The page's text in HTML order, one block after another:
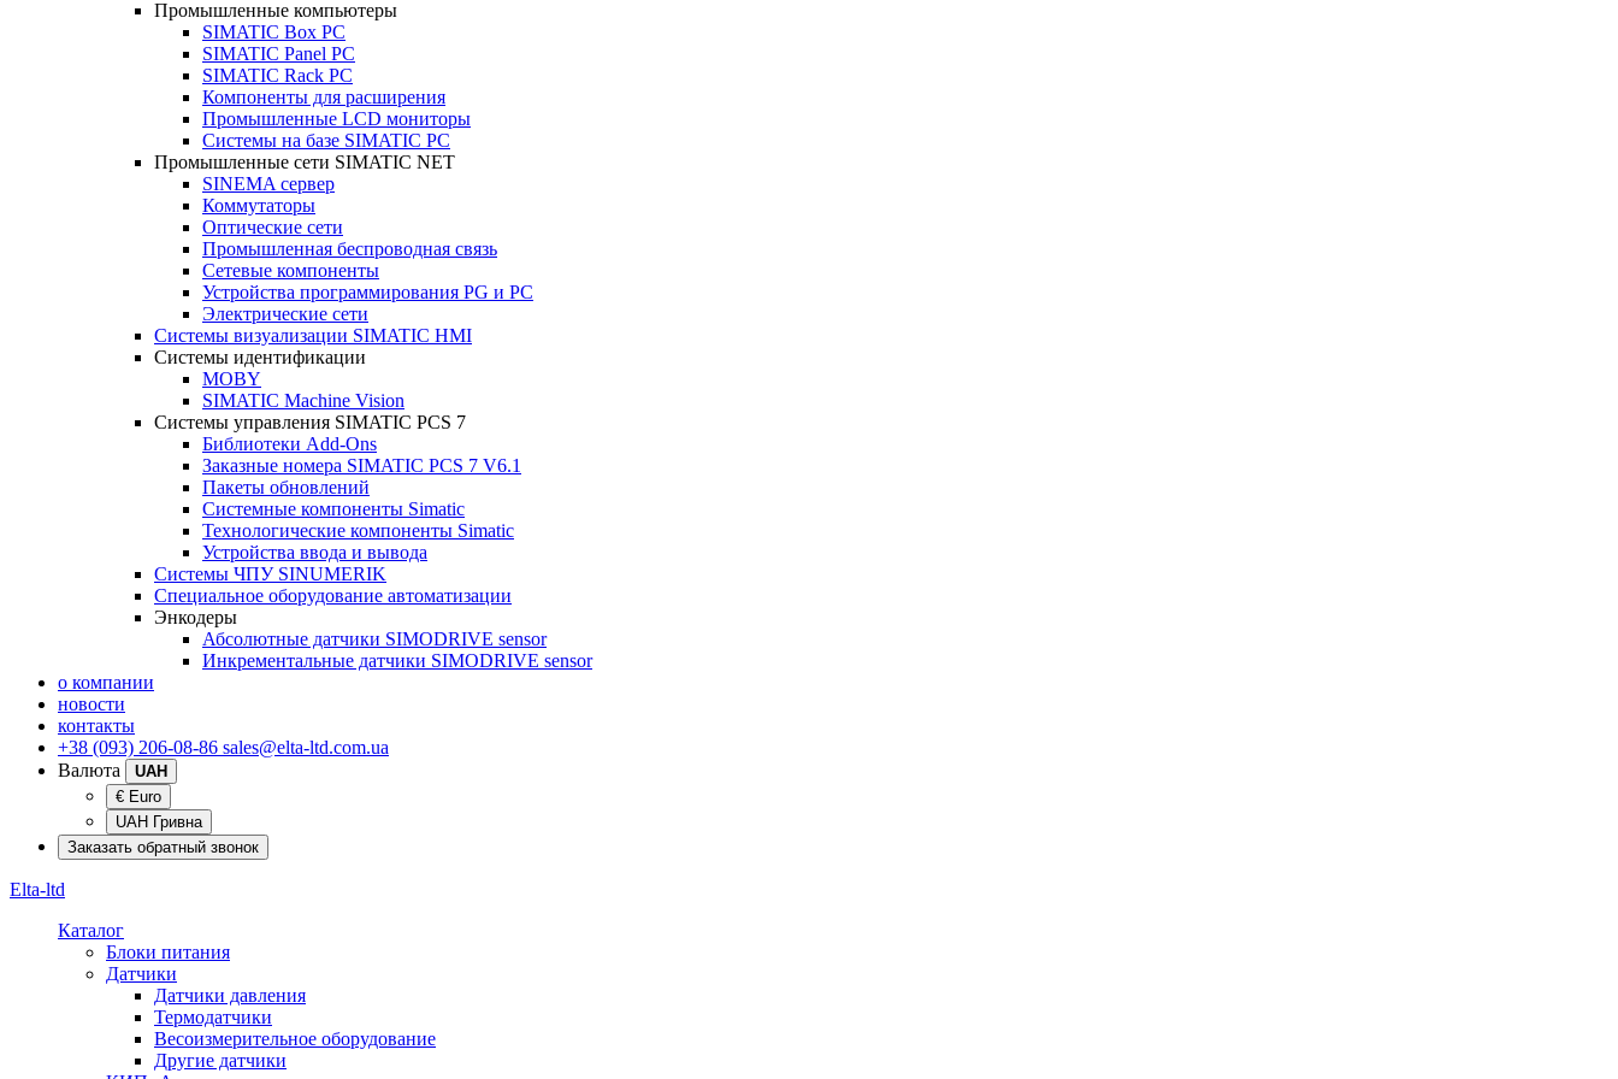
Промышленные компьютеры
SIMATIC Box PC
SIMATIC Panel PС
SIMATIC Rack PC
Компоненты для расширения
Промышленные LCD мониторы
Системы на базе SIMATIC PC
Промышленные сети SIMATIC NET
SINEMA сервер
Коммутаторы
Оптические сети
Промышленная беспроводная связь
Сетевые компоненты
Устройства программирования PG и PC
Электрические сети
Системы визуализации SIMATIC HMI
Системы идентификации
MOBY
SIMATIC Machine Vision
Системы управления SIMATIC PCS 7
Библиотеки Add-Ons
Заказные номера SIMATIC PCS 7 V6.1
Пакеты обновлений
Системные компоненты Simatic
Технологические компоненты Simatic
Устройства ввода и вывода
Системы ЧПУ SINUMERIK
Специальное оборудование автоматизации
Энкодеры
Абсолютные датчики SIMODRIVE sensor
Инкрементальные датчики SIMODRIVE sensor
о компании
новости
контакты
+38 (093) 206-08-86 sales@elta-ltd.com.ua
Валюта
UAH
€ Euro
UAH Гривна
Заказать обратный звонок
Elta-ltd
Каталог
Блоки питания
Датчики
Датчики давления
Термодатчики
Весоизмерительное оборудование
Другие датчики